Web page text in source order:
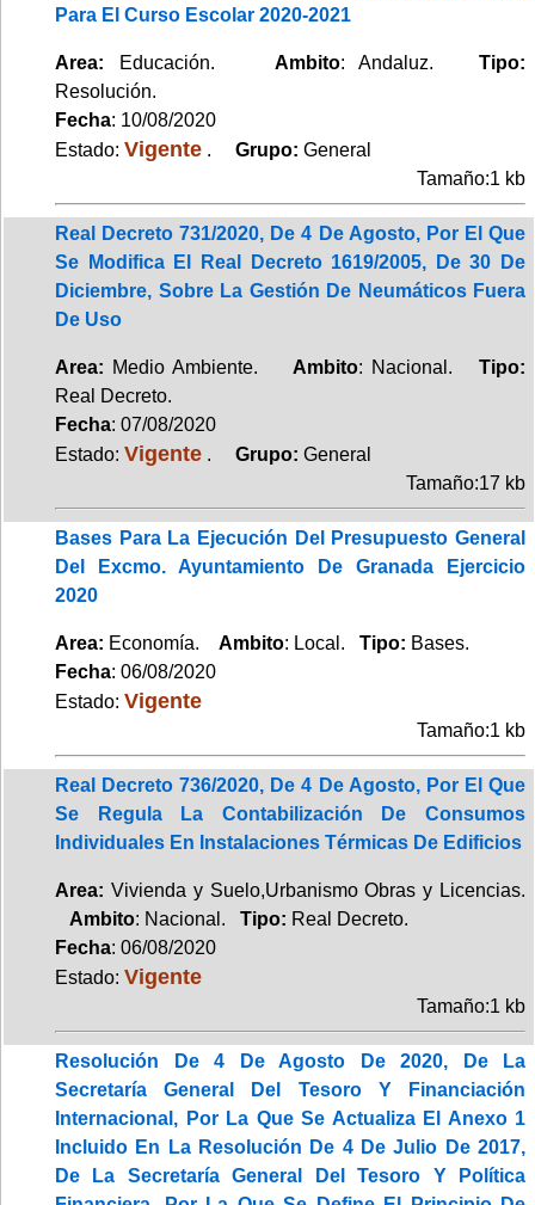
Para El Curso Escolar 2020-2021
Area: Educación. Ambito: Andaluz.Tipo:
Resolución.
Fecha: 10/08/2020
Estado: Vigente . Grupo: General
Tamaño:1 kb
Real Decreto 731/2020, De 4 De Agosto, Por El Que
Se Modifica El Real Decreto 1619/2005, De 30 De
Diciembre, Sobre La Gestión De Neumáticos Fuera
De Uso
Area: Medio Ambiente. Ambito: Nacional.Tipo:
Real Decreto.
Fecha: 07/08/2020
Estado: Vigente . Grupo: General
Tamaño:17 kb
Bases Para La Ejecución Del Presupuesto General
Del Excmo. Ayuntamiento De Granada Ejercicio
2020
Area: Economía. Ambito: Local. Tipo: Bases.
Fecha: 06/08/2020
Estado: Vigente
Tamaño:1 kb
Real Decreto 736/2020, De 4 De Agosto, Por El Que
Se Regula La Contabilización De Consumos
Individuales En Instalaciones Térmicas De Edificios
Area: Vivienda y Suelo,Urbanismo Obras y Licencias.
Ambito: Nacional. Tipo: Real Decreto.
Fecha: 06/08/2020
Estado: Vigente
Tamaño:1 kb
Resolución De 4 De Agosto De 2020, De La
Secretaría General Del Tesoro Y Financiación
Internacional, Por La Que Se Actualiza El Anexo 1
Incluido En La Resolución De 4 De Julio De 2017,
De La Secretaría General Del Tesoro Y Política